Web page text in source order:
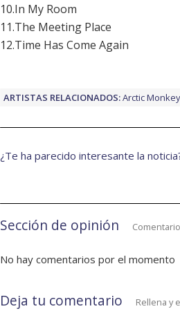
10.In My Room
11.The Meeting Place
12.Time Has Come Again
ARTISTAS RELACIONADOS:Arctic
¿Te ha parecido interesante la
Sección de opinión
No hay comentarios por el momento
Deja tu comentario Rellena y